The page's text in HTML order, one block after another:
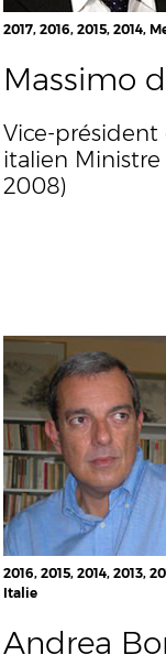
2017, 2016, 2015, 2014,
Massimo
Vice-président
italien Ministre
2008)
2016, 2015, 2014, 2013,
Italie
Andrea